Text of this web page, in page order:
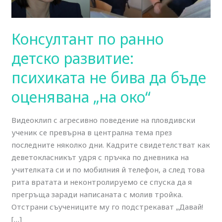
Консултант по ранно
детско развитие:
психиката не бива да бъде
оценявана „на око“
Видеоклип с агресивно поведение на пловдивски
ученик се превърна в централна тема през
последните няколко дни. Кадрите свидетелстват как
деветокласникът удря с пръчка по дневника на
учителката си и по мобилния й телефон, а след това
рита вратата и неконтролируемо се спуска да я
прегръща заради написаната с молив тройка.
Отстрани съучениците му го подстрекават „Давай!
[…]
психиката
не
бива
да
бъде
оценявана
„на
око“